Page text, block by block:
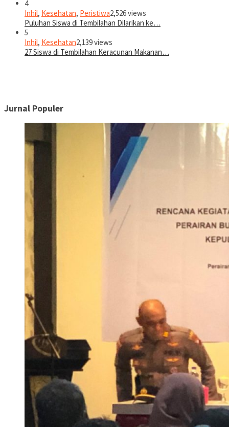
4
Inhil, Kesehatan, Peristiwa2,526 views
Puluhan Siswa di Tembilahan Dilarikan ke…
5
Inhil, Kesehatan2,139 views
27 Siswa di Tembilahan Keracunan Makanan…
Jurnal Populer